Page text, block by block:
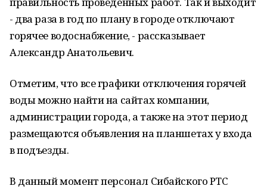
- два раза в год по плану в городе отключают
горячее водоснабжение, - рассказывает
Александр Анатольевич.
Отметим, что все графики отключения горячей
воды можно найти на сайтах компании,
администрации города, а также на этот период
размещаются объявления на планшетах у входа
в подъезды.
В данный момент персонал Сибайского РТС